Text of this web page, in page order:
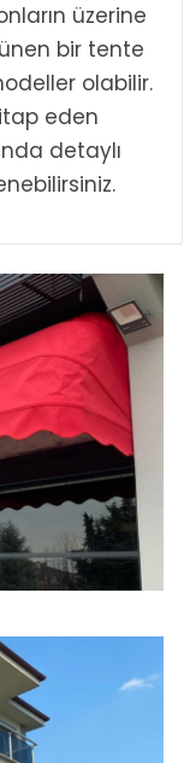
üzerine
bir tente
olabilir.
eden
detaylı